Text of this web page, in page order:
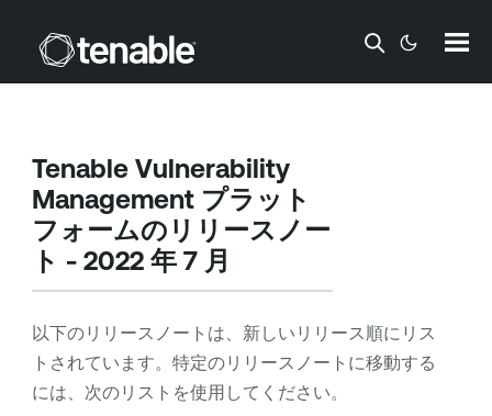
メインコンテンツに移動する
Tenable Vulnerability
Managementプラット
フォームのリリースノー
ト - 2022 年 7 月
以下のリリースノートは、新しいリリース順にリス
トされています。特定のリリースノートに移動する
には、次のリストを使用してください。